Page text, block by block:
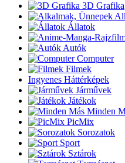
3D Grafika
Állatok
Autók
Computer
Filmek
Ingyenes Háttérképek
Járművek
Játékok
Minden
PicMix
Sorozatok
Sport
Sztárok